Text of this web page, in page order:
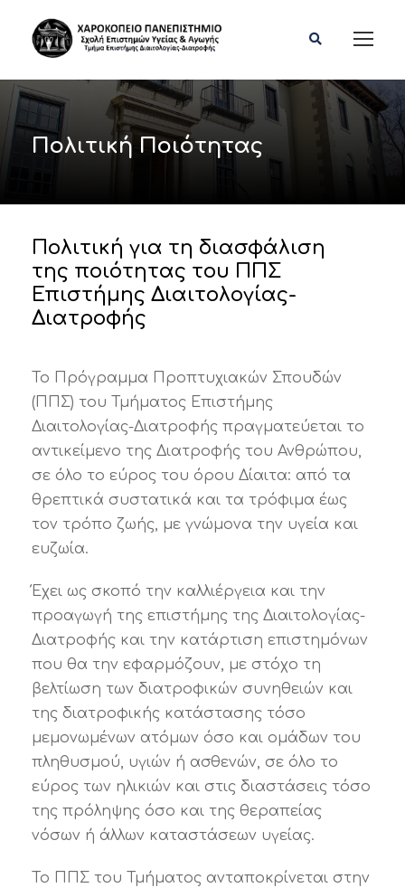
Πολιτική Ποιότητας
Πολιτική για τη διασφάλιση
της ποιότητας του ΠΠΣ
Επιστήμης Διαιτολογίας-
Διατροφής
Το Πρόγραμμα Προπτυχιακών Σπουδών
(ΠΠΣ) του Τμήματος Επιστήμης
Διαιτολογίας-Διατροφής πραγματεύεται το
αντικείμενο της Διατροφής του Ανθρώπου,
σε όλο το εύρος του όρου Δίαιτα: από τα
θρεπτικά συστατικά και τα τρόφιμα έως
τον τρόπο ζωής, με γνώμονα την υγεία και
ευζωία.
Έχει ως σκοπό την καλλιέργεια και την
προαγωγή της επιστήμης της Διαιτολογίας-
Διατροφής και την κατάρτιση επιστημόνων
που θα την εφαρμόζουν, με στόχο τη
βελτίωση των διατροφικών συνηθειών και
της διατροφικής κατάστασης τόσο
μεμονωμένων ατόμων όσο και ομάδων του
πληθυσμού, υγιών ή ασθενών, σε όλο το
εύρος των ηλικιών και στις διαστάσεις τόσο
της πρόληψης όσο και της θεραπείας
νόσων ή άλλων καταστάσεων υγείας.
Το ΠΠΣ του Τμήματος ανταποκρίνεται στην